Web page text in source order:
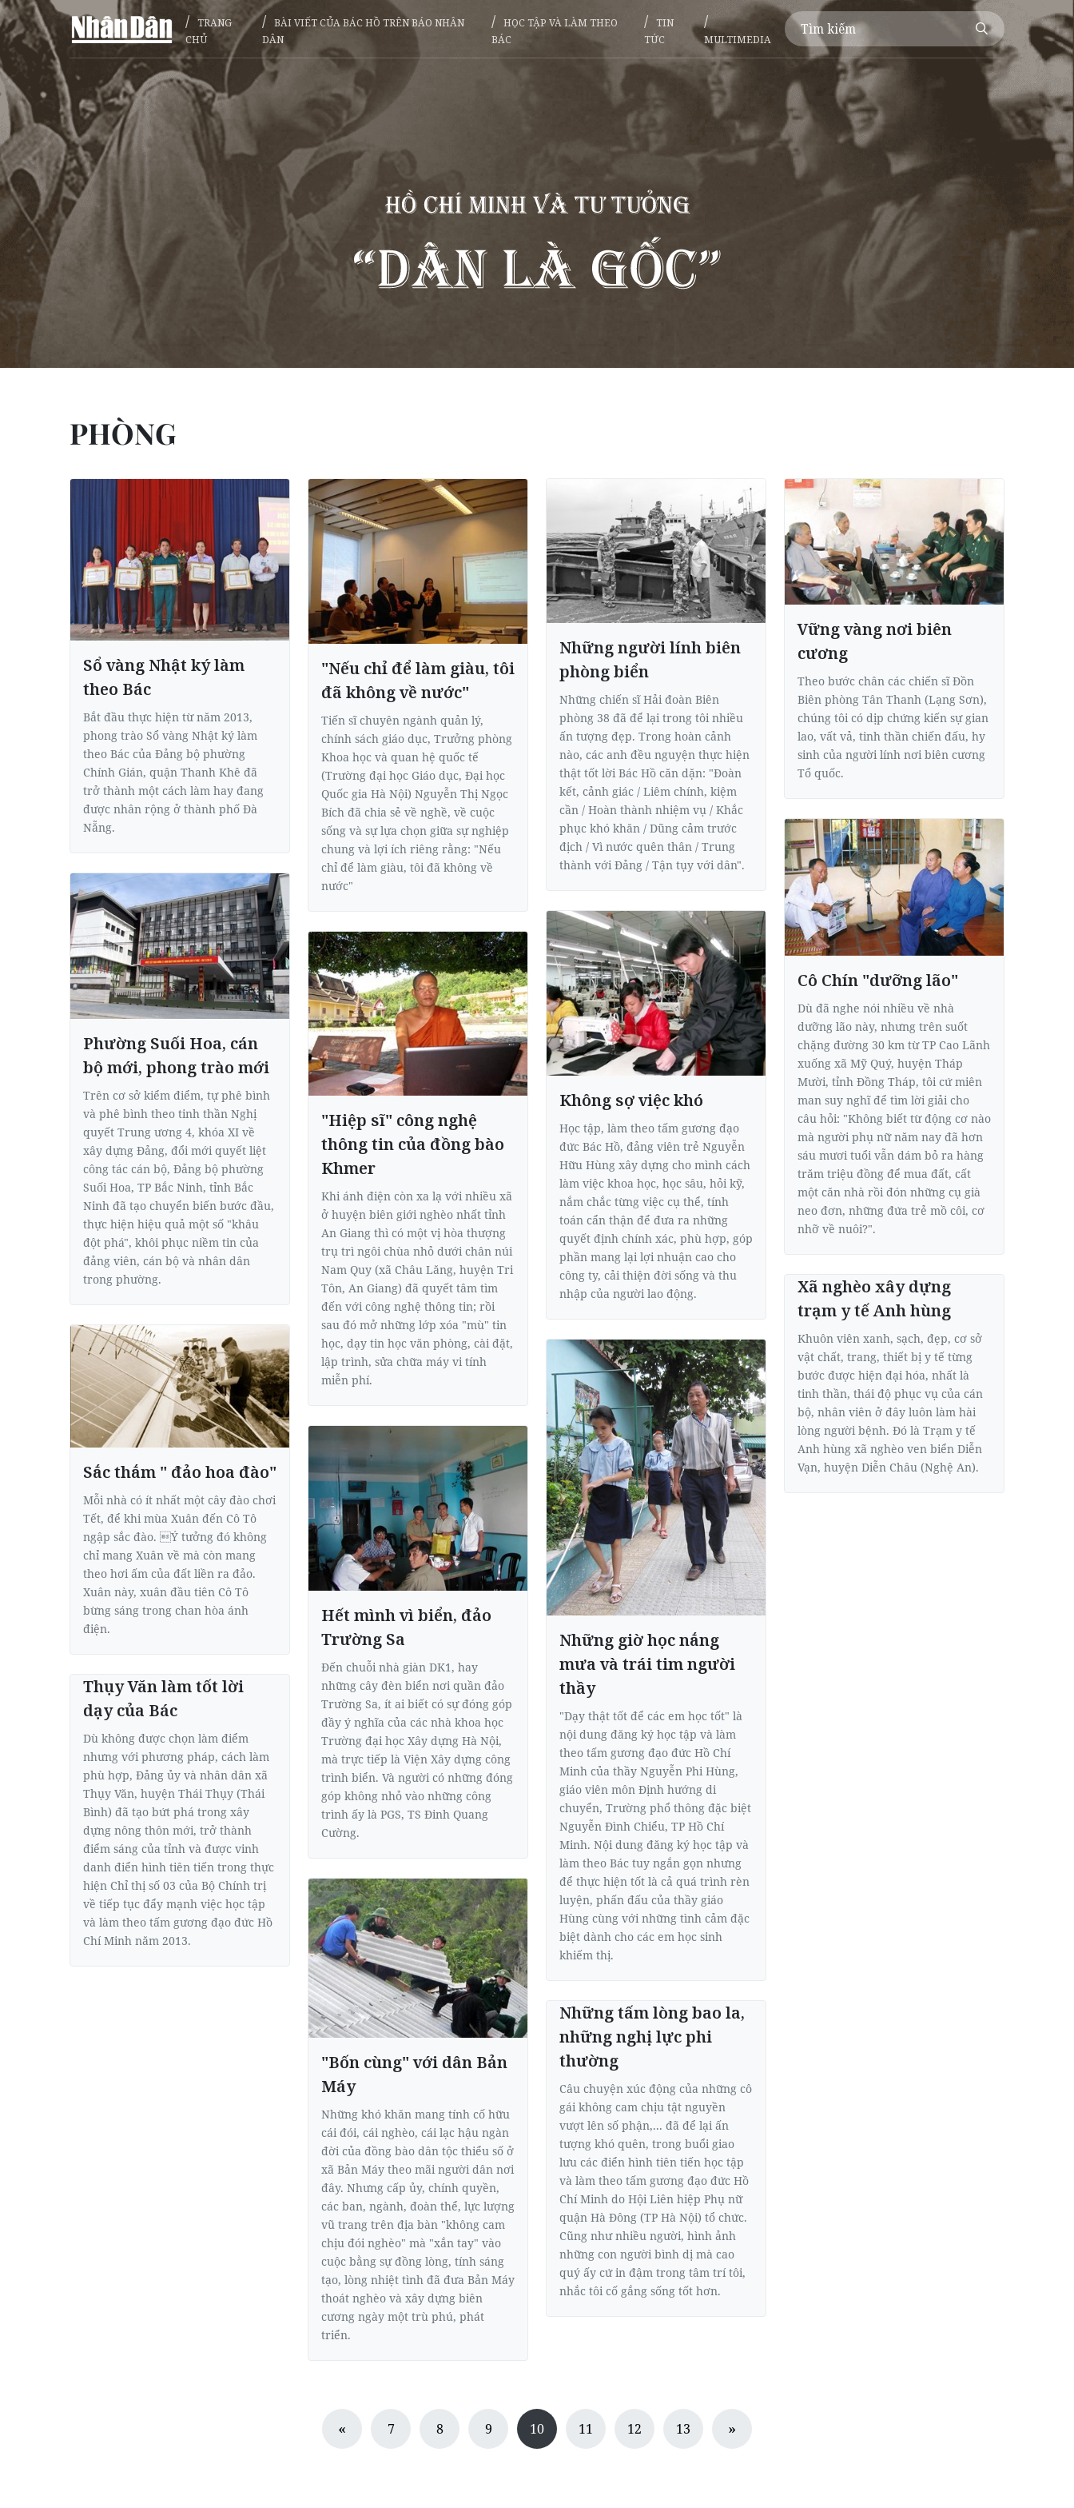
TRANG
CHỦ
BÀI VIẾT CỦA BÁC HỒ TRÊN BÁO NHÂN
DÂN
HỌC TẬP VÀ LÀM THEO
BÁC
TIN
TỨC
MULTIMEDIA
PHÒNG
Sổ vàng Nhật ký làm
theo Bác
Bắt đầu thực hiện từ năm 2013,
phong trào Sổ vàng Nhật ký làm
theo Bác của Ðảng bộ phường
Chính Gián, quận Thanh Khê đã
trở thành một cách làm hay đang
được nhân rộng ở thành phố Ðà
Nẵng.
Phường Suối Hoa, cán
bộ mới, phong trào mới
Trên cơ sở kiểm điểm, tự phê bình
và phê bình theo tinh thần Nghị
quyết Trung ương 4, khóa XI về
xây dựng Đảng, đổi mới quyết liệt
công tác cán bộ, Đảng bộ phường
Suối Hoa, TP Bắc Ninh, tỉnh Bắc
Ninh đã tạo chuyển biến bước đầu,
thực hiện hiệu quả một số "khâu
đột phá", khôi phục niềm tin của
đảng viên, cán bộ và nhân dân
trong phường.
Sắc thắm " đảo hoa đào"
Mỗi nhà có ít nhất một cây đào chơi
Tết, để khi mùa Xuân đến Cô Tô
ngập sắc đào. Ý tưởng đó không
chỉ mang Xuân về mà còn mang
theo hơi ấm của đất liền ra đảo.
Xuân này, xuân đầu tiên Cô Tô
bừng sáng trong chan hòa ánh
điện.
Thụy Văn làm tốt lời
dạy của Bác
Dù không được chọn làm điểm
nhưng với phương pháp, cách làm
phù hợp, Ðảng ủy và nhân dân xã
Thụy Văn, huyện Thái Thụy (Thái
Bình) đã tạo bứt phá trong xây
dựng nông thôn mới, trở thành
điểm sáng của tỉnh và được vinh
danh điển hình tiên tiến trong thực
hiện Chỉ thị số 03 của Bộ Chính trị
về tiếp tục đẩy mạnh việc học tập
và làm theo tấm gương đạo đức Hồ
Chí Minh năm 2013.
"Nếu chỉ để làm giàu, tôi
đã không về nước"
Tiến sĩ chuyên ngành quản lý,
chính sách giáo dục, Trưởng phòng
Khoa học và quan hệ quốc tế
(Trường đại học Giáo dục, Đại học
Quốc gia Hà Nội) Nguyễn Thị Ngọc
Bích đã chia sẻ về nghề, về cuộc
sống và sự lựa chọn giữa sự nghiệp
chung và lợi ích riêng rằng: "Nếu
chỉ để làm giàu, tôi đã không về
nước"
"Hiệp sĩ" công nghệ
thông tin của đồng bào
Khmer
Khi ánh điện còn xa lạ với nhiều xã
ở huyện biên giới nghèo nhất tỉnh
An Giang thì có một vị hòa thượng
trụ trì ngôi chùa nhỏ dưới chân núi
Nam Quy (xã Châu Lăng, huyện Tri
Tôn, An Giang) đã quyết tâm tìm
đến với công nghệ thông tin; rồi
sau đó mở những lớp xóa "mù" tin
học, dạy tin học văn phòng, cài đặt,
lập trình, sửa chữa máy vi tính
miễn phí.
Hết mình vì biển, đảo
Trường Sa
Ðến chuỗi nhà giàn DK1, hay
những cây đèn biển nơi quần đảo
Trường Sa, ít ai biết có sự đóng góp
đầy ý nghĩa của các nhà khoa học
Trường đại học Xây dựng Hà Nội,
mà trực tiếp là Viện Xây dựng công
trình biển. Và người có những đóng
góp không nhỏ vào những công
trình ấy là PGS, TS Ðinh Quang
Cường.
"Bốn cùng" với dân Bản
Máy
Những khó khăn mang tính cố hữu
cái đói, cái nghèo, cái lạc hậu ngàn
đời của đồng bào dân tộc thiểu số ở
xã Bản Máy theo mãi người dân nơi
đây. Nhưng cấp ủy, chính quyền,
các ban, ngành, đoàn thể, lực lượng
vũ trang trên địa bàn "không cam
chịu đói nghèo" mà "xắn tay" vào
cuộc bằng sự đồng lòng, tính sáng
tạo, lòng nhiệt tình đã đưa Bản Máy
thoát nghèo và xây dựng biên
cương ngày một trù phú, phát
triển.
Những người lính biên
phòng biển
Những chiến sĩ Hải đoàn Biên
phòng 38 đã để lại trong tôi nhiều
ấn tượng đẹp. Trong hoàn cảnh
nào, các anh đều nguyện thực hiện
thật tốt lời Bác Hồ căn dặn: "Đoàn
kết, cảnh giác / Liêm chính, kiệm
cần / Hoàn thành nhiệm vụ / Khắc
phục khó khăn / Dũng cảm trước
địch / Vì nước quên thân / Trung
thành với Đảng / Tận tụy với dân".
Không sợ việc khó
Học tập, làm theo tấm gương đạo
đức Bác Hồ, đảng viên trẻ Nguyễn
Hữu Hùng xây dựng cho mình cách
làm việc khoa học, học sâu, hỏi kỹ,
nắm chắc từng việc cụ thể, tính
toán cẩn thận để đưa ra những
quyết định chính xác, phù hợp, góp
phần mang lại lợi nhuận cao cho
công ty, cải thiện đời sống và thu
nhập của người lao động.
Những giờ học nắng
mưa và trái tim người
thầy
"Dạy thật tốt để các em học tốt" là
nội dung đăng ký học tập và làm
theo tấm gương đạo đức Hồ Chí
Minh của thầy Nguyễn Phi Hùng,
giáo viên môn Định hướng di
chuyển, Trường phổ thông đặc biệt
Nguyễn Đình Chiểu, TP Hồ Chí
Minh. Nội dung đăng ký học tập và
làm theo Bác tuy ngắn gọn nhưng
để thực hiện tốt là cả quá trình rèn
luyện, phấn đấu của thầy giáo
Hùng cùng với những tình cảm đặc
biệt dành cho các em học sinh
khiếm thị.
Những tấm lòng bao la,
những nghị lực phi
thường
Câu chuyện xúc động của những cô
gái không cam chịu tật nguyền
vượt lên số phận,... đã để lại ấn
tượng khó quên, trong buổi giao
lưu các điển hình tiên tiến học tập
và làm theo tấm gương đạo đức Hồ
Chí Minh do Hội Liên hiệp Phụ nữ
quận Hà Ðông (TP Hà Nội) tổ chức.
Cũng như nhiều người, hình ảnh
những con người bình dị mà cao
quý ấy cứ in đậm trong tâm trí tôi,
nhắc tôi cố gắng sống tốt hơn.
Vững vàng nơi biên
cương
Theo bước chân các chiến sĩ Đồn
Biên phòng Tân Thanh (Lạng Sơn),
chúng tôi có dịp chứng kiến sự gian
lao, vất vả, tinh thần chiến đấu, hy
sinh của người lính nơi biên cương
Tổ quốc.
Cô Chín "dưỡng lão"
Dù đã nghe nói nhiều về nhà
dưỡng lão này, nhưng trên suốt
chặng đường 30 km từ TP Cao Lãnh
xuống xã Mỹ Quý, huyện Tháp
Mười, tỉnh Ðồng Tháp, tôi cứ miên
man suy nghĩ để tìm lời giải cho
câu hỏi: "Không biết từ động cơ nào
mà người phụ nữ năm nay đã hơn
sáu mươi tuổi vẫn dám bỏ ra hàng
trăm triệu đồng để mua đất, cất
một căn nhà rồi đón những cụ già
neo đơn, những đứa trẻ mồ côi, cơ
nhỡ về nuôi?".
Xã nghèo xây dựng
trạm y tế Anh hùng
Khuôn viên xanh, sạch, đẹp, cơ sở
vật chất, trang, thiết bị y tế từng
bước được hiện đại hóa, nhất là
tinh thần, thái độ phục vụ của cán
bộ, nhân viên ở đây luôn làm hài
lòng người bệnh. Ðó là Trạm y tế
Anh hùng xã nghèo ven biển Diễn
Vạn, huyện Diễn Châu (Nghệ An).
« 7 8 9 10 11 12 13 »